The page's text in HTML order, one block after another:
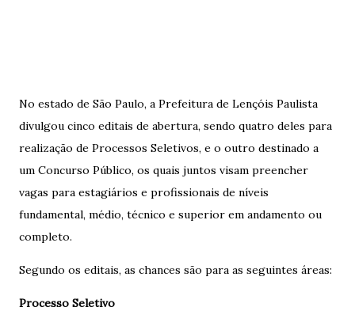
No estado de São Paulo, a Prefeitura de Lençóis Paulista
divulgou cinco editais de abertura, sendo quatro deles para
realização de Processos Seletivos, e o outro destinado a
um Concurso Público, os quais juntos visam preencher
vagas para estagiários e profissionais de níveis
fundamental, médio, técnico e superior em andamento ou
completo.
Segundo os editais, as chances são para as seguintes áreas:
Processo Seletivo